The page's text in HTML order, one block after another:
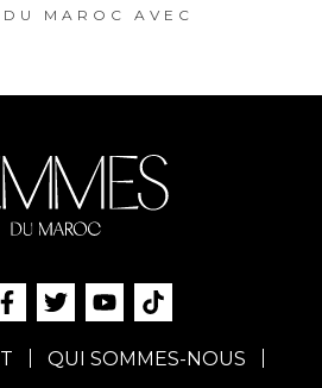
DU MAROC AVEC
QUI SOMMES-NOUS